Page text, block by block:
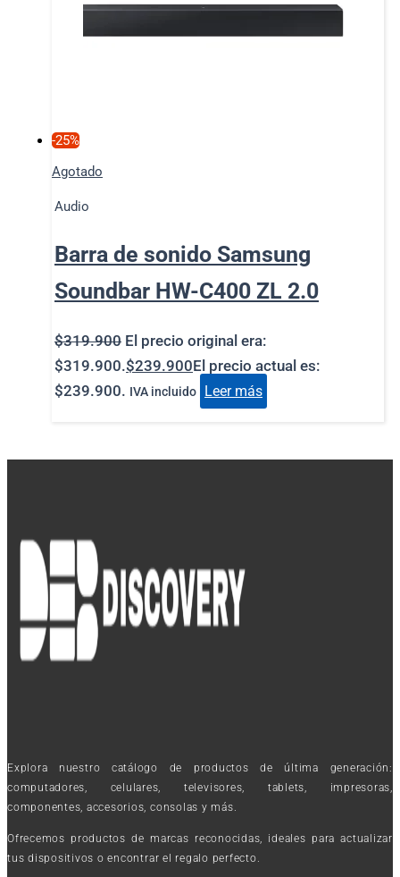
-25%
Agotado
Audio
Barra de sonido Samsung
Soundbar HW-C400 ZL 2.0
$319.900 El precio original era:
$319.900.$239.900El precio actual es:
$239.900. IVA incluido Leer más
Explora nuestro catálogo de productos de última generación:
computadores, celulares, televisores, tablets, impresoras,
componentes, accesorios, consolas y más.
Ofrecemos productos de marcas reconocidas, ideales para actualizar
tus dispositivos o encontrar el regalo perfecto.